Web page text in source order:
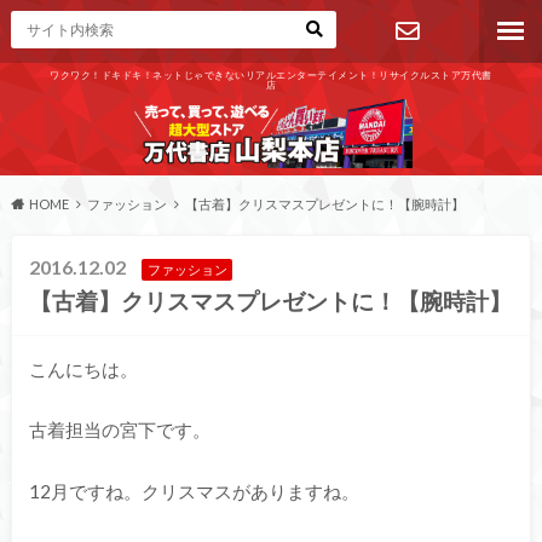
ワクワク！ドキドキ！ネットじゃできないリアルエンターテイメント！リサイクルストア万代書
店
お問い合わ
せ
HOME ファッション 【古着】クリスマスプレゼントに！【腕時計】
2016.12.02 ファッション
【古着】クリスマスプレゼントに！【腕時計】
こんにちは。
古着担当の宮下です。
12月ですね。クリスマスがありますね。